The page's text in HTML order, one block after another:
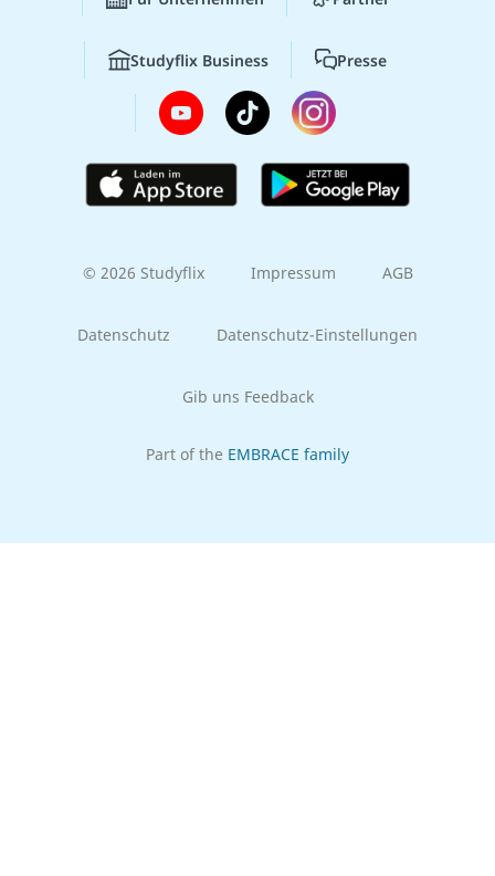
Studyflix Business Presse
© 2026 Studyflix Impressum AGB
Datenschutz Datenschutz-Einstellungen
Gib uns Feedback
Part of the EMBRACE family